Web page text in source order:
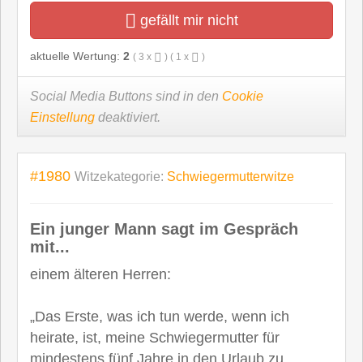
gefällt mir nicht
aktuelle Wertung: 2 ( 3 x ) ( 1 x )
Social Media Buttons sind in den Cookie
Einstellung deaktiviert.
#1980 Witzekategorie: Schwiegermutterwitze
Ein junger Mann sagt im Gespräch
mit...
einem älteren Herren:
„Das Erste, was ich tun werde, wenn ich
heirate, ist, meine Schwiegermutter für
mindestens fünf Jahre in den Urlaub zu